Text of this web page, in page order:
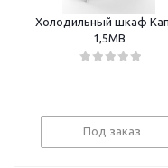
Холодильный шкаф
1,5МВ
Под заказ